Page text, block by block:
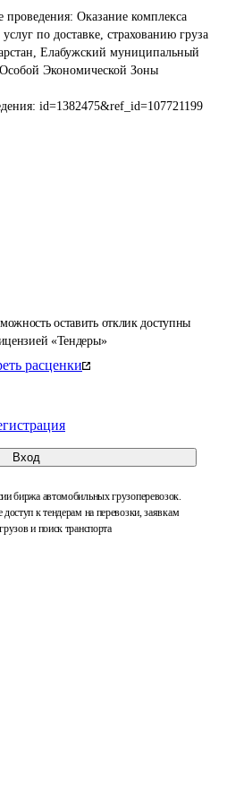
оставить отклик доступны
«Тендеры»
расценки
Вход
биржа автомобильных грузоперевозок.
доступ к тендерам на перевозки, заявкам
и поиск транспорта
проведения: Оказание комплекса
по доставке, страхованию груза
Елабужский муниципальный
Экономической Зоны
id=1382475&ref_id=107721199